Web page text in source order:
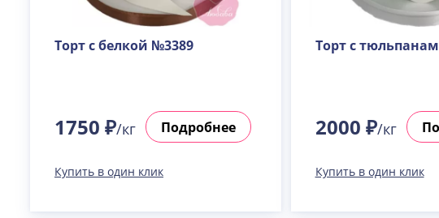
Торт с белкой №3389
1750 ₽/кг Подробнее
Купить в один клик
Торт с
2000 ₽/кг
Купить в один клик